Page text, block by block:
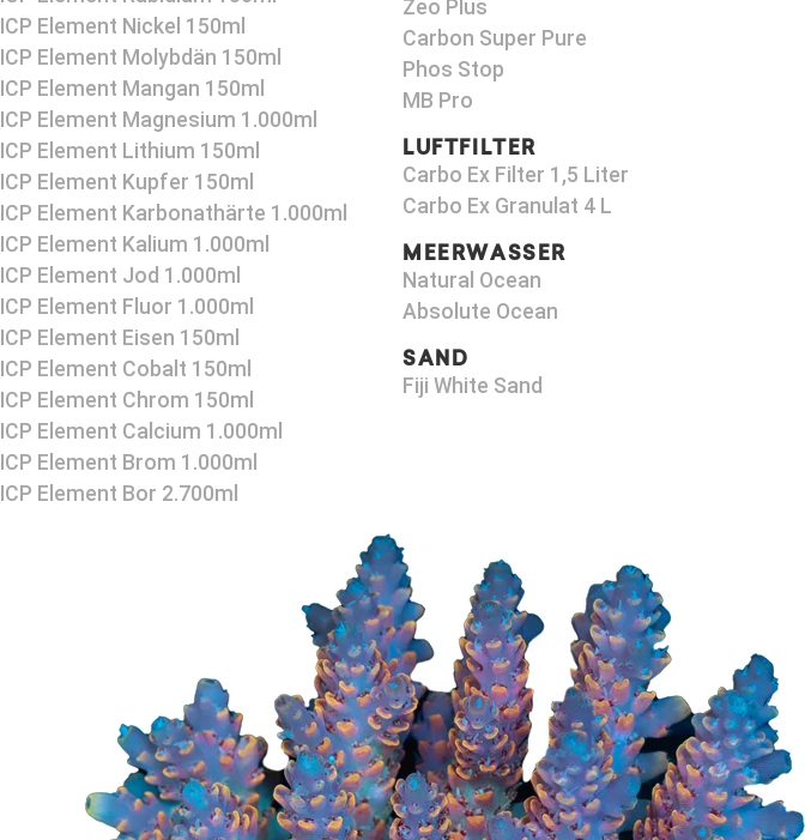
ICP Element Nickel 150ml
ICP Element Molybdän 150ml
ICP Element Mangan 150ml
ICP Element Magnesium 1.000ml
ICP Element Lithium 150ml
ICP Element Kupfer 150ml
ICP Element Karbonathärte 1.000ml
ICP Element Kalium 1.000ml
ICP Element Jod 1.000ml
ICP Element Fluor 1.000ml
ICP Element Eisen 150ml
ICP Element Cobalt 150ml
ICP Element Chrom 150ml
ICP Element Calcium 1.000ml
ICP Element Brom 1.000ml
ICP Element Bor 2.700ml
Zeo Plus
Carbon Super Pure
Phos Stop
MB Pro
LUFTFILTER
Carbo Ex Filter 1,5 Liter
Carbo Ex Granulat 4 L
MEERWASSER
Natural Ocean
Absolute Ocean
SAND
Fiji White Sand